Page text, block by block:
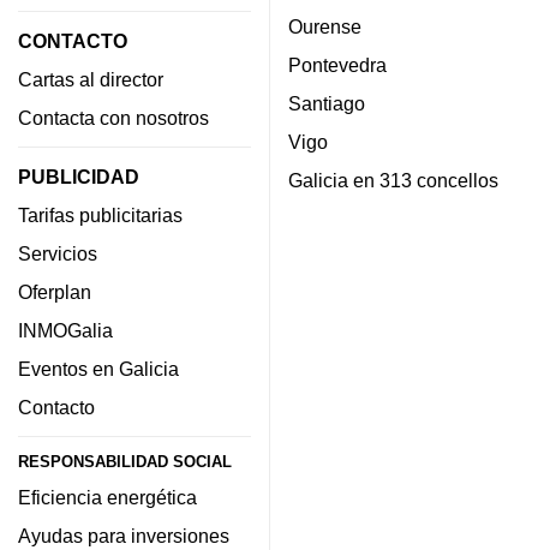
CONTACTO
Cartas al director
Contacta con nosotros
PUBLICIDAD
Tarifas publicitarias
Servicios
Oferplan
INMOGalia
Eventos en Galicia
Contacto
RESPONSABILIDAD SOCIAL
Eficiencia energética
Ayudas para inversiones
Ourense
Pontevedra
Santiago
Vigo
Galicia en 313 concellos